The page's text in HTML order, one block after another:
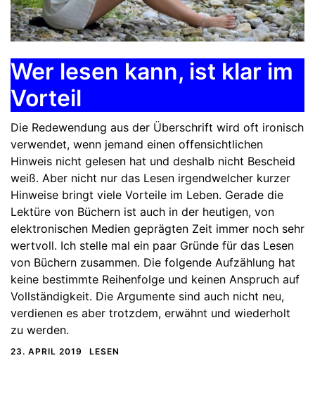
Wer lesen kann, ist klar im
Vorteil
Die Redewendung aus der Überschrift wird oft ironisch
verwendet, wenn jemand einen offensichtlichen
Hinweis nicht gelesen hat und deshalb nicht Bescheid
weiß. Aber nicht nur das Lesen irgendwelcher kurzer
Hinweise bringt viele Vorteile im Leben. Gerade die
Lektüre von Büchern ist auch in der heutigen, von
elektronischen Medien geprägten Zeit immer noch sehr
wertvoll. Ich stelle mal ein paar Gründe für das Lesen
von Büchern zusammen. Die folgende Aufzählung hat
keine bestimmte Reihenfolge und keinen Anspruch auf
Vollständigkeit. Die Argumente sind auch nicht neu,
verdienen es aber trotzdem, erwähnt und wiederholt
zu werden.
23. APRIL 2019 LESEN